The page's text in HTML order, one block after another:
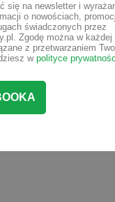
diety
gatunki
dzieciom. Jaka
artykuł.
się na newsletter i
o nowościach,
świadczonych przez
Zgodę można w
z przetwarzaniem
w polityce